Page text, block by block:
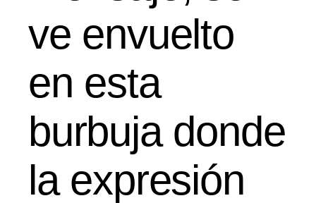
ve envuelto
en esta
burbuja donde
la expresión